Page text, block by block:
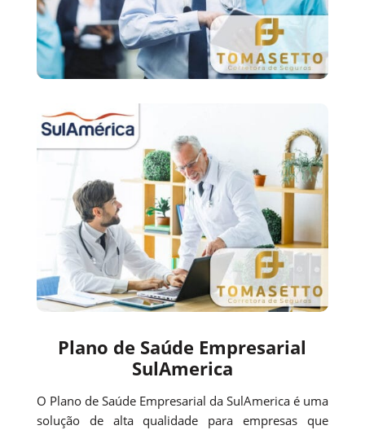
Plano de Saúde Empresarial
SulAmerica
O Plano de Saúde Empresarial da SulAmerica é uma
solução de alta qualidade para empresas que